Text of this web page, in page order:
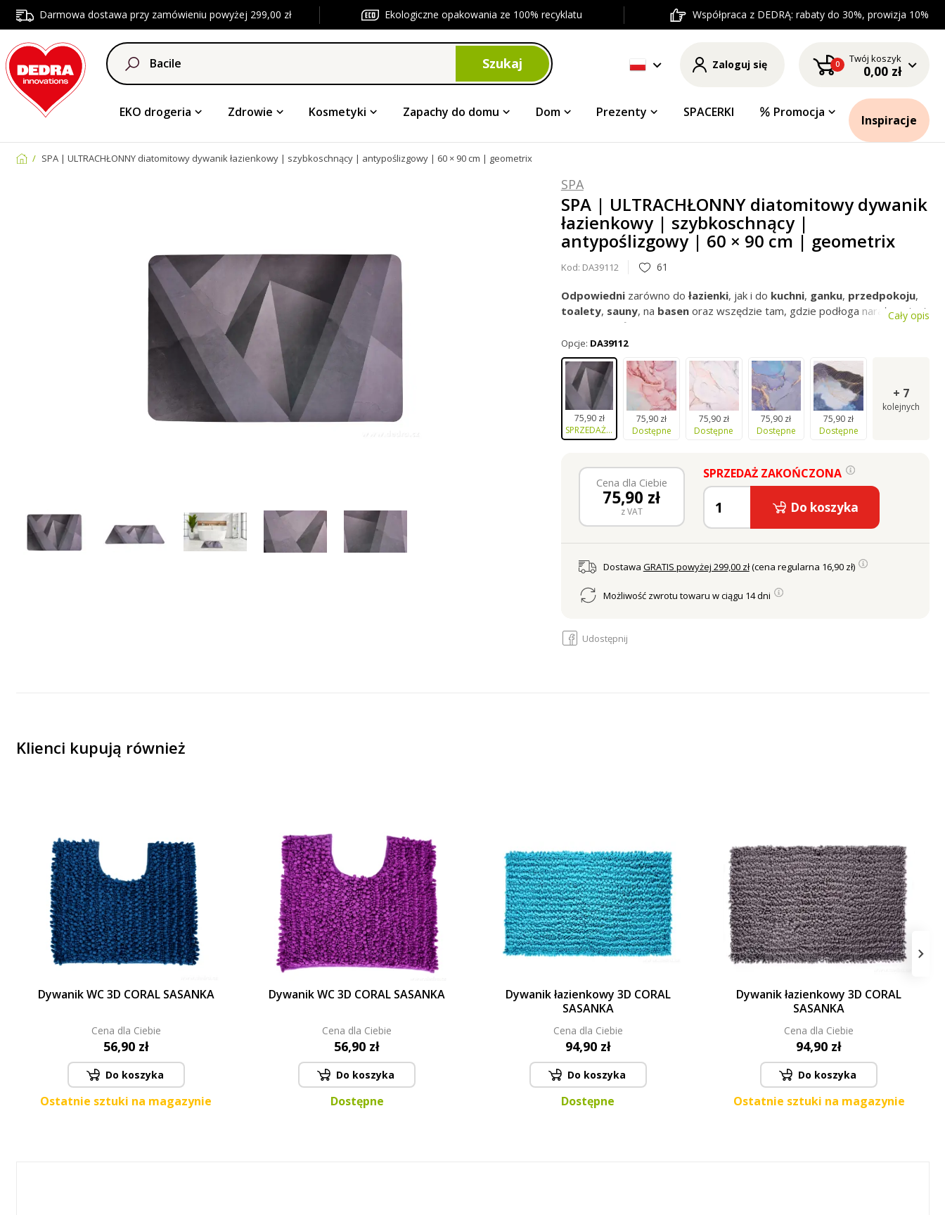
Darmowa dostawa przy zamówieniu powyżej 299,00 zł Ekologiczne opakowania ze 100% recyklatu Współpraca z DEDRĄ: rabaty do 30%, prowizja 10%
Szukaj Zaloguj się 0 Twój koszyk
0,00 zł
EKO drogeria Zdrowie Kosmetyki Zapachy do domu Dom Prezenty SPACERKI Promocja
Inspiracje
SPA | ULTRACHŁONNY diatomitowy dywanik łazienkowy | szybkoschnący | antypoślizgowy | 60 × 90 cm | geometrix
SPA
SPA | ULTRACHŁONNY diatomitowy dywanik
łazienkowy | szybkoschnący |
antypoślizgowy | 60 × 90 cm | geometrix
Kod: DA39112 61
Odpowiednizarówno do łazienki, jak i do kuchni, ganku, przedpokoju,
toalety, sauny, na basenoraz wszędzie tam, gdzie podłoga narażona jest
ilości
Cały opis
Opcje: DA39112
75,90 zł
SPRZEDAŻ ZAKOŃCZONA
75,90 zł
Dostępne
75,90 zł
Dostępne
75,90 zł
Dostępne
75,90 zł
Dostępne
+ 7
kolejnych
Cena dla Ciebie
75,90 zł
z VAT
SPRZEDAŻ ZAKOŃCZONA
Do koszyka
Dostawa GRATIS powyżej 299,00 zł(cena regularna 16,90 zł)
Możliwość zwrotu towaru w ciągu 14 dni
Udostępnij
Klienci kupują również
Dywanik WC 3D CORAL SASANKA
Cena dla Ciebie
56,90 zł
Do koszyka
Ostatnie sztuki na magazynie
Dywanik WC 3D CORAL SASANKA
Cena dla Ciebie
56,90 zł
Do koszyka
Dostępne
Dywanik łazienkowy 3D CORAL
SASANKA
Cena dla Ciebie
94,90 zł
Do koszyka
Dostępne
Dywanik łazienkowy 3D CORAL
SASANKA
Cena dla Ciebie
94,90 zł
Do koszyka
Ostatnie sztuki na magazynie
›